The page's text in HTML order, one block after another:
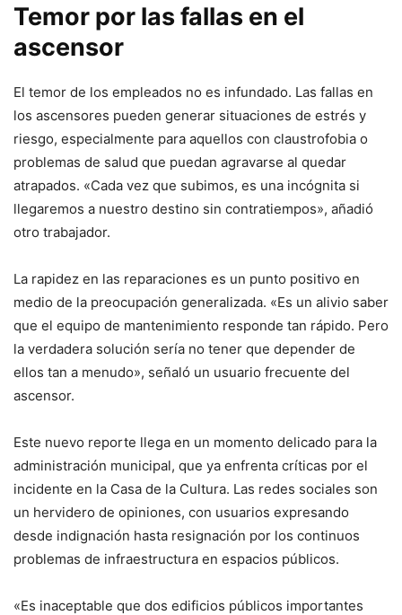
Temor por las fallas en el
ascensor
El temor de los empleados no es infundado. Las fallas en
los ascensores pueden generar situaciones de estrés y
riesgo, especialmente para aquellos con claustrofobia o
problemas de salud que puedan agravarse al quedar
atrapados. «Cada vez que subimos, es una incógnita si
llegaremos a nuestro destino sin contratiempos», añadió
otro trabajador.
La rapidez en las reparaciones es un punto positivo en
medio de la preocupación generalizada. «Es un alivio saber
que el equipo de mantenimiento responde tan rápido. Pero
la verdadera solución sería no tener que depender de
ellos tan a menudo», señaló un usuario frecuente del
ascensor.
Este nuevo reporte llega en un momento delicado para la
administración municipal, que ya enfrenta críticas por el
incidente en la Casa de la Cultura. Las redes sociales son
un hervidero de opiniones, con usuarios expresando
desde indignación hasta resignación por los continuos
problemas de infraestructura en espacios públicos.
«Es inaceptable que dos edificios públicos importantes